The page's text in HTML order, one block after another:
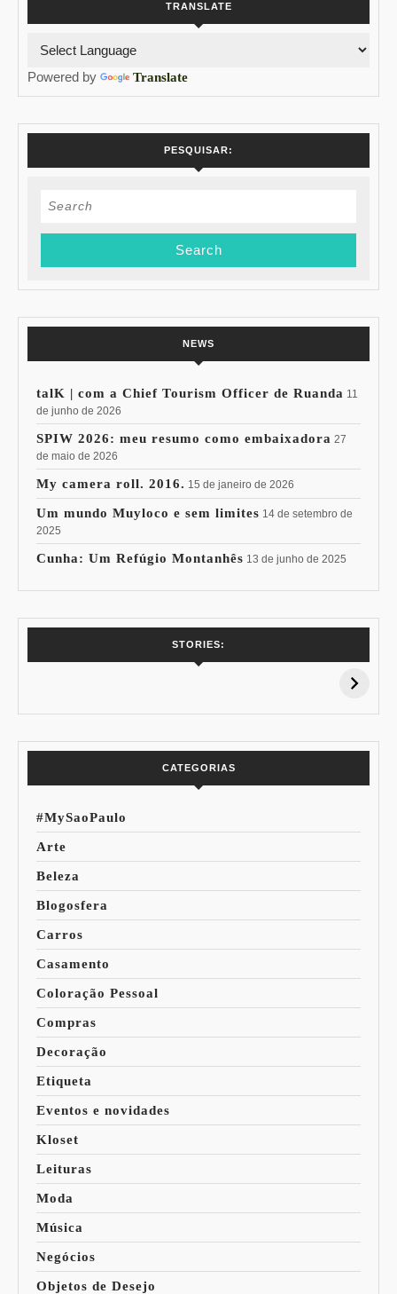
TRANSLATE
Powered by Translate
PESQUISAR:
Search
NEWS
talK | com a Chief Tourism Officer de Ruanda 11
de junho de 2026
SPIW 2026: meu resumo como embaixadora 27
de maio de 2026
My camera roll. 2016. 15 de janeiro de 2026
Um mundo Muyloco e sem limites 14 de setembro de
2025
Cunha: Um Refúgio Montanhês 13 de junho de 2025
STORIES:
15% de
Pessoal: Os
CATEGORIAS
#MySaoPaulo
Arte
Beleza
Blogosfera
Carros
Casamento
Coloração Pessoal
Compras
Decoração
Etiqueta
Eventos e novidades
Kloset
Leituras
Moda
Música
Negócios
Objetos de Desejo